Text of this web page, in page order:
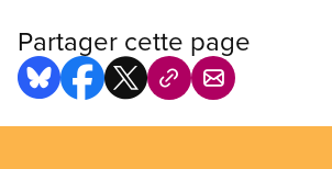
Partager cette page